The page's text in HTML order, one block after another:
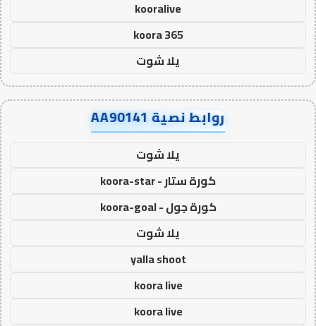
kooralive
koora 365
يلا شوت
روابط نصية AA90141
يلا شوت
كورة ستار - koora-star
كورة جول - koora-goal
يلا شوت
yalla shoot
koora live
koora live